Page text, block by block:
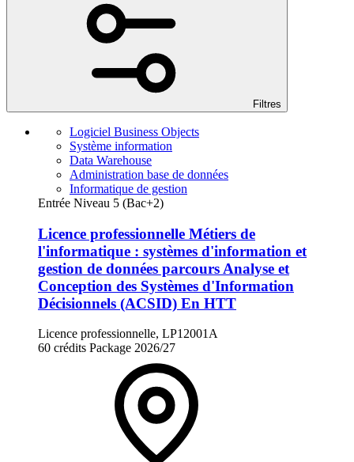
Filtres
Logiciel Business Objects
Système information
Data Warehouse
Administration base de données
Informatique de gestion
Entrée Niveau 5 (Bac+2)
Licence professionnelle Métiers de
l'informatique : systèmes d'information et
gestion de données parcours Analyse et
Conception des Systèmes d'Information
Décisionnels (ACSID) En HTT
Licence professionnelle, LP12001A
60 crédits Package 2026/27